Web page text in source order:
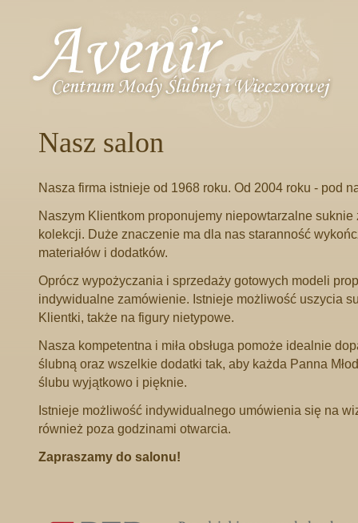
Nasz salon
Nasza firma istnieje od 1968 roku. Od 2004 roku - pod
Naszym Klientkom proponujemy niepowtarzalne suknie
kolekcji. Duże znaczenie ma dla nas staranność
materiałów i dodatków.
Oprócz wypożyczania i sprzedaży gotowych modeli
indywidualne zamówienie. Istnieje możliwość uszycia
Klientki, także na figury nietypowe.
Nasza kompetentna i miła obsługa pomoże idealnie
ślubną oraz wszelkie dodatki tak, aby każda Panna
ślubu wyjątkowo i pięknie.
Istnieje możliwość indywidualnego umówienia się na
również poza godzinami otwarcia.
Zapraszamy do salonu!